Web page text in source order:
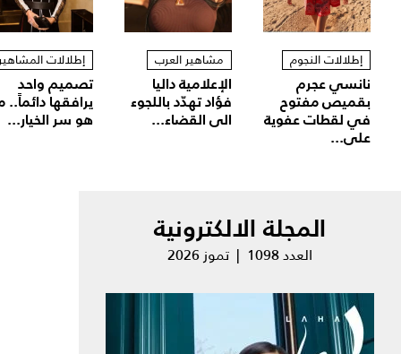
إطلالات النجوم
نانسي عجرم
بقميص مفتوح
في لقطات عفوية
على...
مشاهير العرب
الإعلامية داليا
فؤاد تهدّد باللجوء
الى القضاء...
إطلالات
تصميم واحد
يرافقها دائماً..
هو سر الخيار...
المجلة الالكترونية
العدد 1098 | تموز 2026